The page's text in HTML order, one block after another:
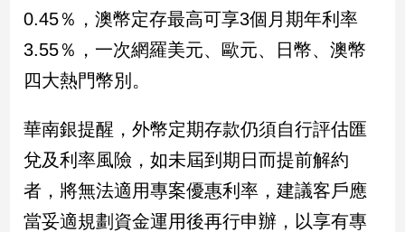
台
觀
點
南
台
灣
觀
點
0.45％，澳幣定存最高可享3個月期年利率
3.55％，一次網羅美元、歐元、日幣、澳幣
四大熱門幣別。
華南銀提醒，外幣定期存款仍須自行評估匯
兌及利率風險，如未屆到期日而提前解約
者，將無法適用專案優惠利率，建議客戶應
當妥適規劃資金運用後再行申辦，以享有專